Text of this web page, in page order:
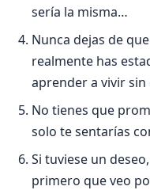
serí­a la misma…
Nunca dejas de
realmente has
aprender a vivir sin
No tienes que
solo te sentarí­as
Si tuviese un
primero que veo